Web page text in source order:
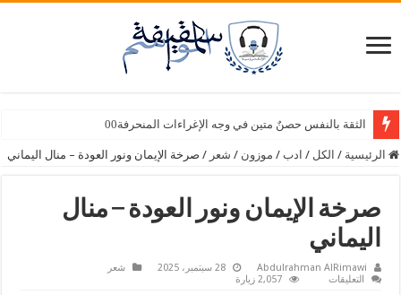
الثقة بالنفس حصنٌ متين في وجه الإغراءات المنحرفة00
سبع أصابع – وسيلة أمين سامي
الرئيسية / الكل / ادب / موزون / شعر / صرخة الإيمان ونور العودة – منال اليماني
صرخة الإيمان ونور العودة – منال
اليماني
Abdulrahman AlRimawi 28 سبتمبر، 2025
شعر
التعليقات
2,057 زيارة